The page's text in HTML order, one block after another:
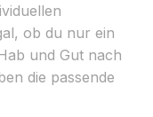
ob du nur ein
und Gut nach
die passende